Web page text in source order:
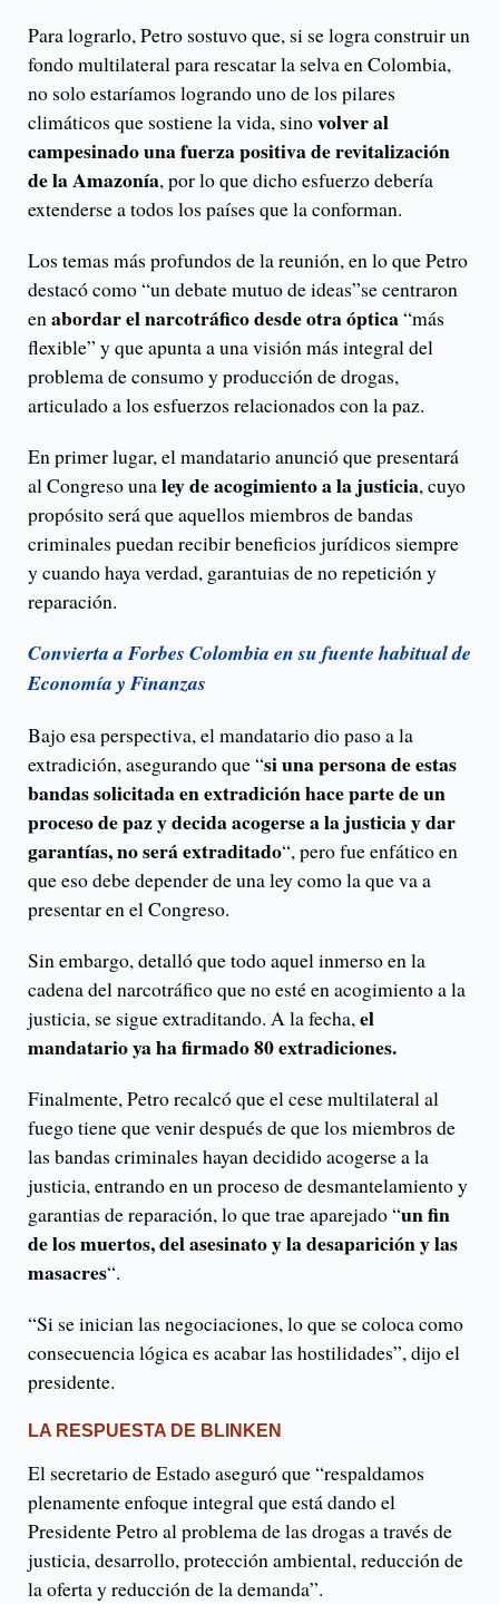
Para lograrlo, Petro sostuvo que, si se logra construir un
fondo multilateral para rescatar la selva en Colombia,
no solo estaríamos logrando uno de los pilares
climáticos que sostiene la vida, sinovolver al
campesinado una fuerza positiva de revitalización
de la Amazonía, por lo que dicho esfuerzo debería
extenderse a todos los países que la conforman.
Los temas más profundos de la reunión, en lo que Petro
destacó como “un debate mutuo de ideas”se centraron
enabordar el narcotráfico desde otra óptica“más
flexible” y que apunta a una visión más integral del
problema de consumo y producción de drogas,
articulado a los esfuerzos relacionados con la paz.
En primer lugar, el mandatario anunció que presentará
al Congreso unaley de acogimiento a la justicia, cuyo
propósito será que aquellos miembros de bandas
criminales puedan recibir beneficios jurídicos siempre
y cuando haya verdad, garantuias de no repetición y
reparación.
Convierta a Forbes Colombia en su fuente habitual de
Economía y Finanzas
Bajo esa perspectiva, el mandatario dio paso a la
extradición, asegurando que “si una persona de estas
bandas solicitada en extradición hace parte de un
proceso de paz y decida acogerse a la justicia y dar
garantías, no será extraditado“, pero fue enfático en
que eso debe depender de una ley como la que va a
presentar en el Congreso.
Sin embargo, detalló que todo aquel inmerso en la
cadena del narcotráfico que no esté en acogimiento a la
justicia, se sigue extraditando. A la fecha,el
mandatario ya ha firmado 80 extradiciones.
Finalmente, Petro recalcó que el cese multilateral al
fuego tiene que venir después de que los miembros de
las bandas criminales hayan decidido acogerse a la
justicia, entrando en un proceso de desmantelamiento y
garantias de reparación, lo que trae aparejado “un fin
de los muertos, del asesinato y la desaparición y las
masacres“.
“Si se inician las negociaciones, lo que se coloca como
consecuencia lógica es acabar las hostilidades”, dijo el
presidente.
LA RESPUESTA DE BLINKEN
El secretario de Estado aseguró que “respaldamos
plenamente enfoque integral que está dando el
Presidente Petro al problema de las drogas a través de
justicia, desarrollo, protección ambiental, reducción de
la oferta y reducción de la demanda”.